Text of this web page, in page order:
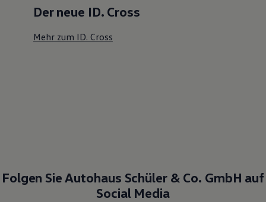
Der neue ID. Cross
Mehr zum ID. Cross
Folgen Sie Autohaus Schüler & Co. GmbH auf
Social Media